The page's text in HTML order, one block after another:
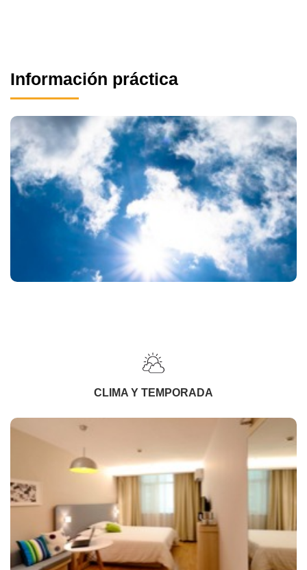
Información práctica
CLIMA Y TEMPORADA